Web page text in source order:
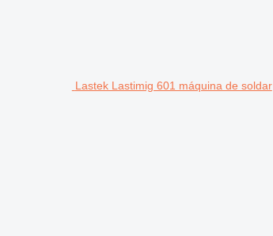
Lastek Lastimig 601 máquina de soldar